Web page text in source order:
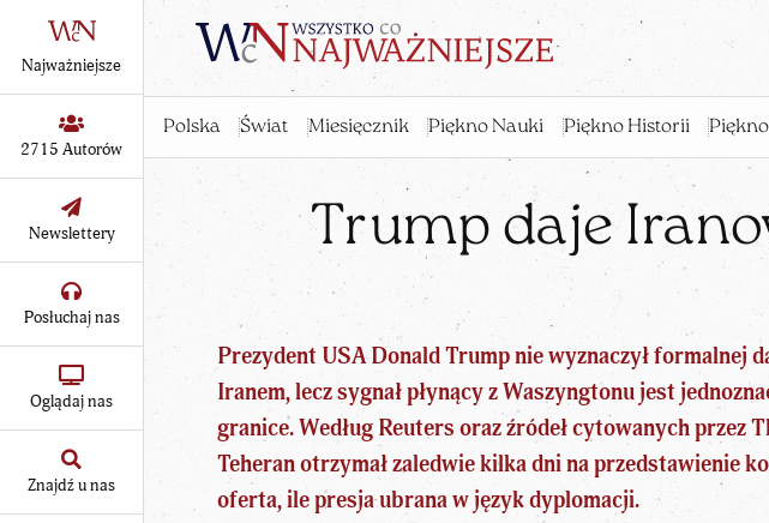
Polska Świat Miesięcznik Piękno Nauki Piękno Historii
Najważniejsze
2715 Autorów
Newslettery
Posłuchaj nas
Oglądaj nas
Znajdź u nas
Trump daje
Prezydent USA Donald Trump nie wyznaczył formalnej
Iranem, lecz sygnał płynący z Waszyngtonu jest
granice. Według Reuters oraz źródeł cytowanych przez
Teheran otrzymał zaledwie kilka dni na przedstawienie
oferta, ile presja ubrana w język dyplomacji.